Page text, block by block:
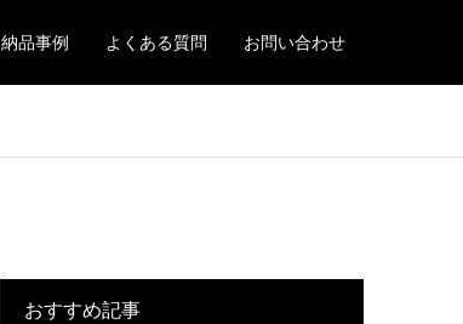
納品事例 よくある質問 お問い合わせ
おすすめ記事